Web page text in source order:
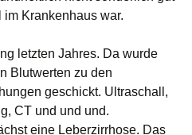
Krankenhaus war.
letzten Jahres. Da wurde
Blutwerten zu den
geschickt. Ultraschall,
CT und und und.
eine Leberzirrhose. Das